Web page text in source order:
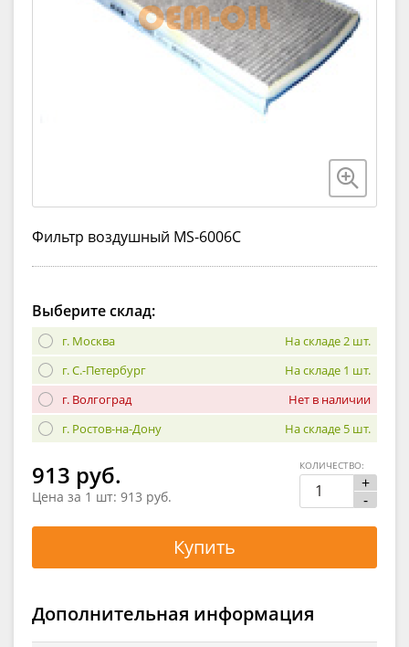
Фильтр воздушный MS-6006C
Выберите склад:
г. Москва
На складе 2 шт.
г. С.-Петербург
На складе 1 шт.
г. Волгоград
Нет в наличии
г. Ростов-на-Дону
На складе 5 шт.
913 руб.
Цена за 1 шт: 913 руб.
+
-
КОЛИЧЕСТВО:
Купить
Дополнительная информация